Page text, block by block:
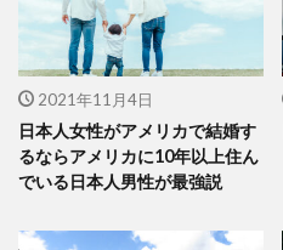
2021年11月4日
日本人女性がアメリカで結婚す
るならアメリカに10年以上住ん
でいる日本人男性が最強説